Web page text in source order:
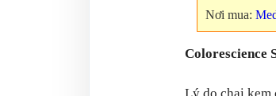
Nơi mua:
Colorescience